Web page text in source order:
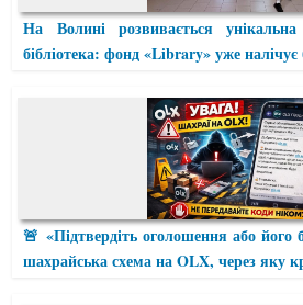
На Волині розвивається
бібліотека: фонд «Library» уже
🚨 «Підтвердіть оголошення або
шахрайська схема на OLX, через яку